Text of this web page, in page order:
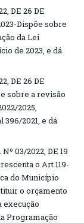
DE 26 DE
Dispõe sobre
da Lei
de 2023, e dá
DE 26 DE
sobre a revisão
2025,
2021, e dá
03/2022, DE 19
o Art 119-
do Município
o orçamento
execução
Programação